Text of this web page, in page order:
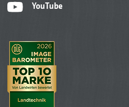
YouTube